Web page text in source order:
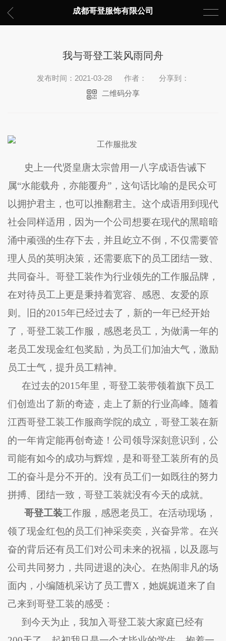
成都哥登服饰有限公司
我与哥登工装风雨同舟
发布时间：2021-03-28 作者：
分享到：
二维码分享
史上一代贤皇唐太宗曾用一八字成语告诫下
属“水能载舟，亦能覆舟”，这句话比喻的是民众可
以拥护君主，也可以推翻君主。这个成语用到现代
社会同样适用，因为一个公司想要在现代的黑暗暗
涌中顽强的生存下去，并且屹立不倒，不仅需要管
理人员的英明决策，还需要底下的员工团结一致、
共同奋斗。 哥登工装作为行业领先的工作服品牌，
在对待员工上更是秉持着宽容、感恩、友爱的原
则。旧的2015年已经过去了，新的一年已经开始
了， 哥登工装工作服，感恩老员工，为做满一年的
老员工发现金红包奖励，为员工们加油大气，激励
员工士气，提升员工精神。
在过去的2015年里， 哥登工装带领着旗下员工
们创造出了新的奇迹，走上了新的行业高峰。随着
江西哥登工装工作服商学院的成立， 哥登工装在新
的一年肯定能再创奇迹！公司领导深刻意识到，公
司能有如今的成功与辉煌，是和哥登工装所有的员
工的奋斗是分不开的。没有员工们一如既往的努力
拼搏、团结一致， 哥登工装就没有今天的成就。
哥登工装工作服，感恩老员工。在活动现场，
领了现金红包的员工们神采奕奕，兴奋异常。在兴
奋的背后还有员工们对公司未来的祝福，以及愿与
公司共同努力，共同进退的决心。在热闹非凡的场
面内，小编随机采访了员工曹X，她娓娓道来了自
己来到 哥登工装的感受：
到今天为止，我加入哥登工装大家庭已经有